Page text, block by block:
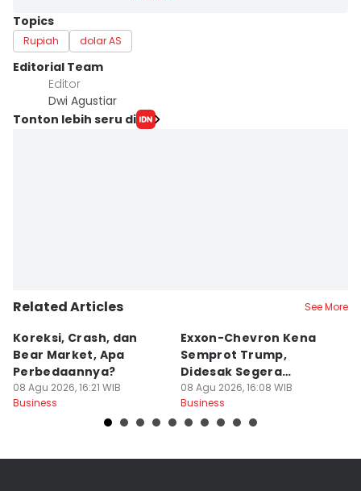
Topics
Rupiah dolar AS
Editorial Team
Editor
Dwi Agustiar
Tonton lebih seru di
Related Articles See More
Koreksi, Crash, dan
Bear Market, Apa
Perbedaannya?
08 Agu 2026, 16:21 WIB
Business
Exxon-Chevron Kena
Semprot Trump,
Didesak Segera
Turunkan Harga BBM
08 Agu 2026, 16:08 WIB
Business